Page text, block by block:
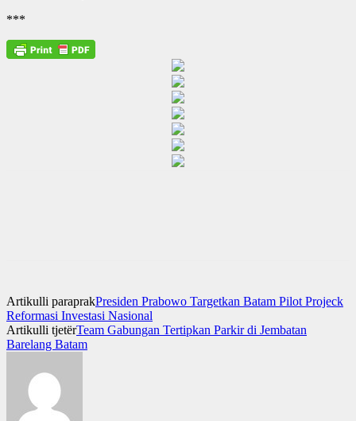
***
Artikulli paraprakPresiden Prabowo Targetkan Batam Pilot Projeck
Reformasi Investasi Nasional
Artikulli tjetërTeam Gabungan Tertipkan Parkir di Jembatan
Barelang Batam